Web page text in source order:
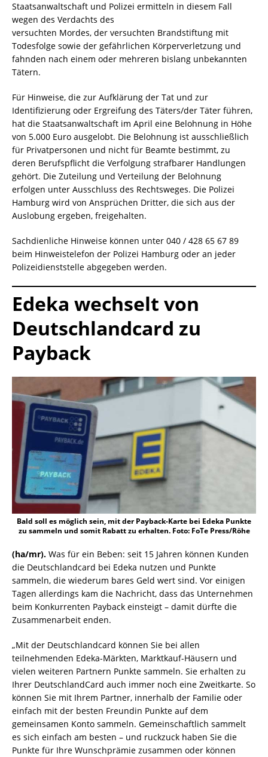
Staatsanwaltschaft und Polizei ermitteln in diesem Fall
wegen des Verdachts des
versuchten Mordes, der versuchten Brandstiftung mit
Todesfolge sowie der gefährlichen Körperverletzung und
fahnden nach einem oder mehreren bislang unbekannten
Tätern.
Für Hinweise, die zur Aufklärung der Tat und zur
Identifizierung oder Ergreifung des Täters/der Täter führen,
hat die Staatsanwaltschaft im April eine Belohnung in Höhe
von 5.000 Euro ausgelobt. Die Belohnung ist ausschließlich
für Privatpersonen und nicht für Beamte bestimmt, zu
deren Berufspflicht die Verfolgung strafbarer Handlungen
gehört. Die Zuteilung und Verteilung der Belohnung
erfolgen unter Ausschluss des Rechtsweges. Die Polizei
Hamburg wird von Ansprüchen Dritter, die sich aus der
Auslobung ergeben, freigehalten.
Sachdienliche Hinweise können unter 040 / 428 65 67 89
beim Hinweistelefon der Polizei Hamburg oder an jeder
Polizeidienststelle abgegeben werden.
Edeka wechselt von
Deutschlandcard zu
Payback
Bald soll es möglich sein, mit der Payback-Karte bei Edeka Punkte
zu sammeln und somit Rabatt zu erhalten. Foto: FoTe Press/Röhe
(ha/mr). Was für ein Beben: seit 15 Jahren können Kunden
die Deutschlandcard bei Edeka nutzen und Punkte
sammeln, die wiederum bares Geld wert sind. Vor einigen
Tagen allerdings kam die Nachricht, dass das Unternehmen
beim Konkurrenten Payback einsteigt – damit dürfte die
Zusammenarbeit enden.
„Mit der Deutschlandcard können Sie bei allen
teilnehmenden Edeka-Märkten, Marktkauf-Häusern und
vielen weiteren Partnern Punkte sammeln. Sie erhalten zu
Ihrer DeutschlandCard auch immer noch eine Zweitkarte. So
können Sie mit Ihrem Partner, innerhalb der Familie oder
einfach mit der besten Freundin Punkte auf dem
gemeinsamen Konto sammeln. Gemeinschaftlich sammelt
es sich einfach am besten – und ruckzuck haben Sie die
Punkte für Ihre Wunschprämie zusammen oder können